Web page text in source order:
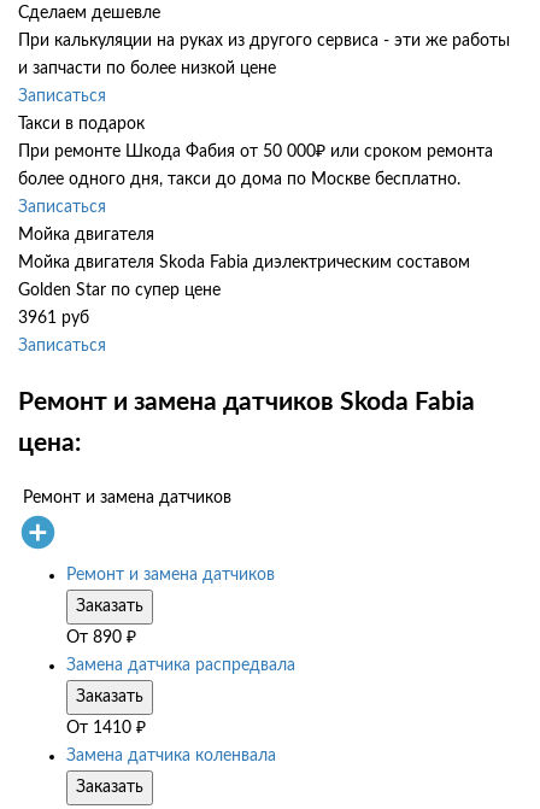
Сделаем дешевле
При калькуляции на руках из другого сервиса - эти же работы
и запчасти по более низкой цене
Записаться
Такси в подарок
При ремонте Шкода Фабия от 50 000₽ или сроком ремонта
более одного дня, такси до дома по Москве бесплатно.
Записаться
Мойка двигателя
Мойка двигателя Skoda Fabia диэлектрическим составом
Golden Star по супер цене
3961 руб
Записаться
Ремонт и замена датчиков Skoda Fabia
цена:
Ремонт и замена датчиков
Ремонт и замена датчиков
Заказать
От 890 ₽
Замена датчика распредвала
Заказать
От 1410 ₽
Замена датчика коленвала
Заказать